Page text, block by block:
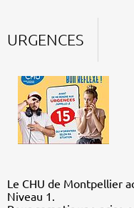
URGENCES
Le CHU de Montpellier
Niveau 1.